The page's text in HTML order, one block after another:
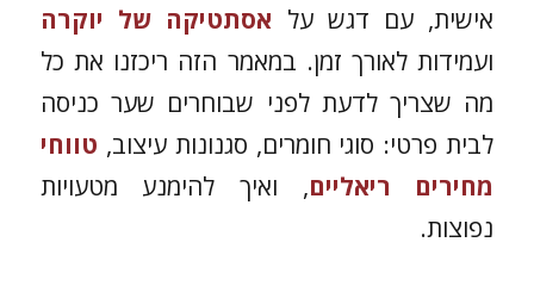
אישית, עם דגש על אסתטיקה של יוקרה
ועמידות לאורך זמן. במאמר הזה ריכזנו את כל
מה שצריך לדעת לפני שבוחרים שער כניסה
לבית פרטי: סוגי חומרים, סגנונות עיצוב, טווחי
מחירים ריאליים, ואיך להימנע מטעויות
נפוצות.